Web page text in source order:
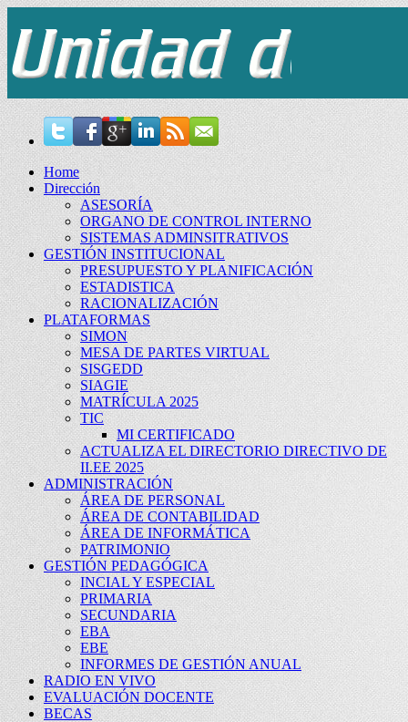
Home
Dirección
ASESORÍA
ORGANO DE CONTROL INTERNO
SISTEMAS ADMINSITRATIVOS
GESTIÓN INSTITUCIONAL
PRESUPUESTO Y PLANIFICACIÓN
ESTADISTICA
RACIONALIZACIÓN
PLATAFORMAS
SIMON
MESA DE PARTES VIRTUAL
SISGEDD
SIAGIE
MATRÍCULA 2025
TIC
MI CERTIFICADO
ACTUALIZA EL DIRECTORIO DIRECTIVO DE
II.EE 2025
ADMINISTRACIÓN
ÁREA DE PERSONAL
ÁREA DE CONTABILIDAD
ÁREA DE INFORMÁTICA
PATRIMONIO
GESTIÓN PEDAGÓGICA
INCIAL Y ESPECIAL
PRIMARIA
SECUNDARIA
EBA
EBE
INFORMES DE GESTIÓN ANUAL
RADIO EN VIVO
EVALUACIÓN DOCENTE
BECAS